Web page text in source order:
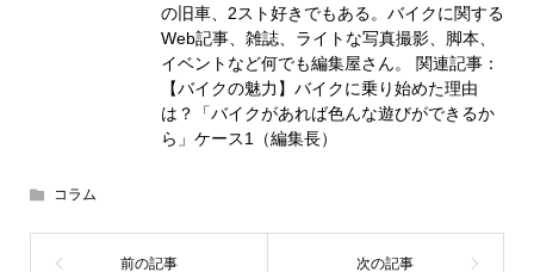
の旧車、2スト好きでもある。バイクに関する
Web記事、雑誌、ライトな写真撮影、脚本、
イベントなど何でも編集屋さん。 関連記事：
【バイクの魅力】バイクに乗り始めた理由
は？「バイクがあれば色んな遊びができるか
ら」ケース1（編集長）
コラム